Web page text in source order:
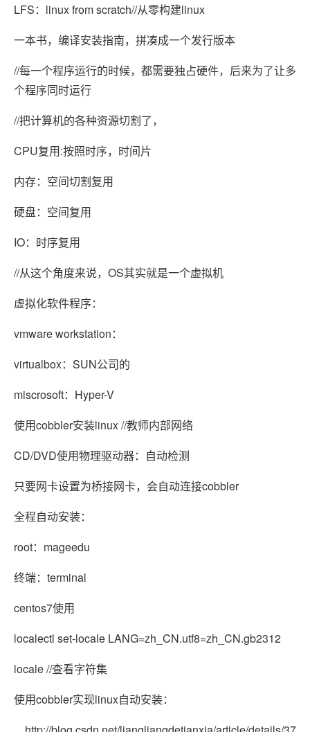
LFS：linux from scratch//从零构建linux
一本书，编译安装指南，拼凑成一个发行版本
//每一个程序运行的时候，都需要独占硬件，后来为了让多
个程序同时运行
//把计算机的各种资源切割了，
CPU复用:按照时序，时间片
内存：空间切割复用
硬盘：空间复用
IO：时序复用
//从这个角度来说，OS其实就是一个虚拟机
虚拟化软件程序：
vmware workstation：
virtualbox：SUN公司的
miscrosoft：Hyper-V
使用cobbler安装linux //教师内部网络
CD/DVD使用物理驱动器：自动检测
只要网卡设置为桥接网卡，会自动连接cobbler
全程自动安装：
root：mageedu
终端：terminal
centos7使用
localectl set-locale LANG=zh_CN.utf8=zh_CN.gb2312
locale //查看字符集
使用cobbler实现linux自动安装：